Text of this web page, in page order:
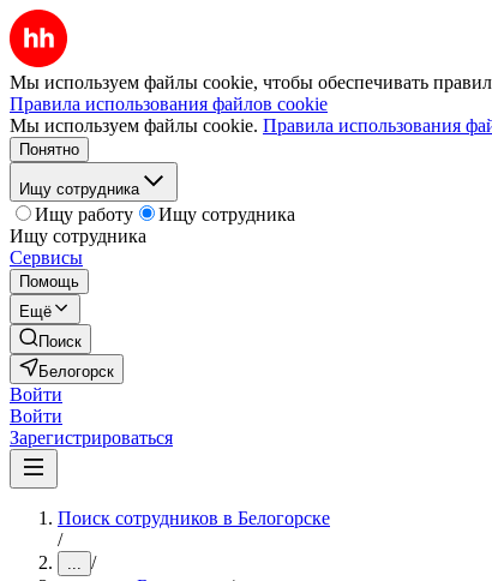
Мы используем файлы cookie, чтобы обеспечивать
Правила использования файлов cookie
Мы используем файлы cookie. Правила использования
Понятно
Ищу сотрудника
Ищу работу
Ищу сотрудника
Ищу сотрудника
Сервисы
Помощь
Ещё
Поиск
Белогорск
Войти
Войти
Зарегистрироваться
Поиск сотрудников в Белогорске
/
... /